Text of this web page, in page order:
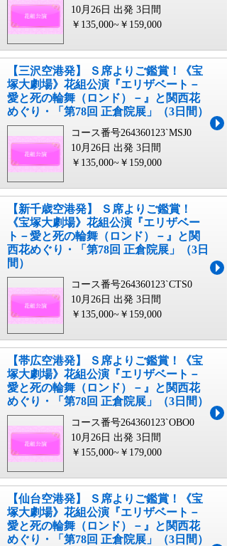
10月26日 出発 3日間
￥135,000~￥159,000
【三沢空港発】 Ｓ席よりご鑑賞！《宝
塚大劇場》花組公演『エリザベート－
愛と死の輪舞（ロンド）－』と関西花
めぐり・「第78回 正倉院展」（3日間）
コース番号264360123`MSJ0
10月26日 出発 3日間
￥135,000~￥159,000
【新千歳空港発】 Ｓ席よりご鑑賞！
《宝塚大劇場》花組公演『エリザベー
ト－愛と死の輪舞（ロンド）－』と関
西花めぐり・「第78回 正倉院展」（3日
間）
コース番号264360123`CTS0
10月26日 出発 3日間
￥135,000~￥159,000
【帯広空港発】 Ｓ席よりご鑑賞！《宝
塚大劇場》花組公演『エリザベート－
愛と死の輪舞（ロンド）－』と関西花
めぐり・「第78回 正倉院展」（3日間）
コース番号264360123`OBO0
10月26日 出発 3日間
￥155,000~￥179,000
【仙台空港発】 Ｓ席よりご鑑賞！《宝
塚大劇場》花組公演『エリザベート－
愛と死の輪舞（ロンド）－』と関西花
めぐり・「第78回 正倉院展」（3日間）